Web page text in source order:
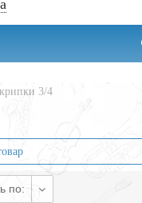
3/4
по: